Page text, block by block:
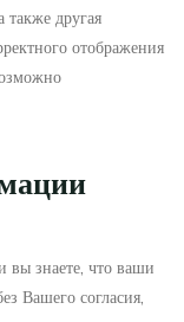
также другая
отображения
вы знаете, что ваши
Вашего согласия,